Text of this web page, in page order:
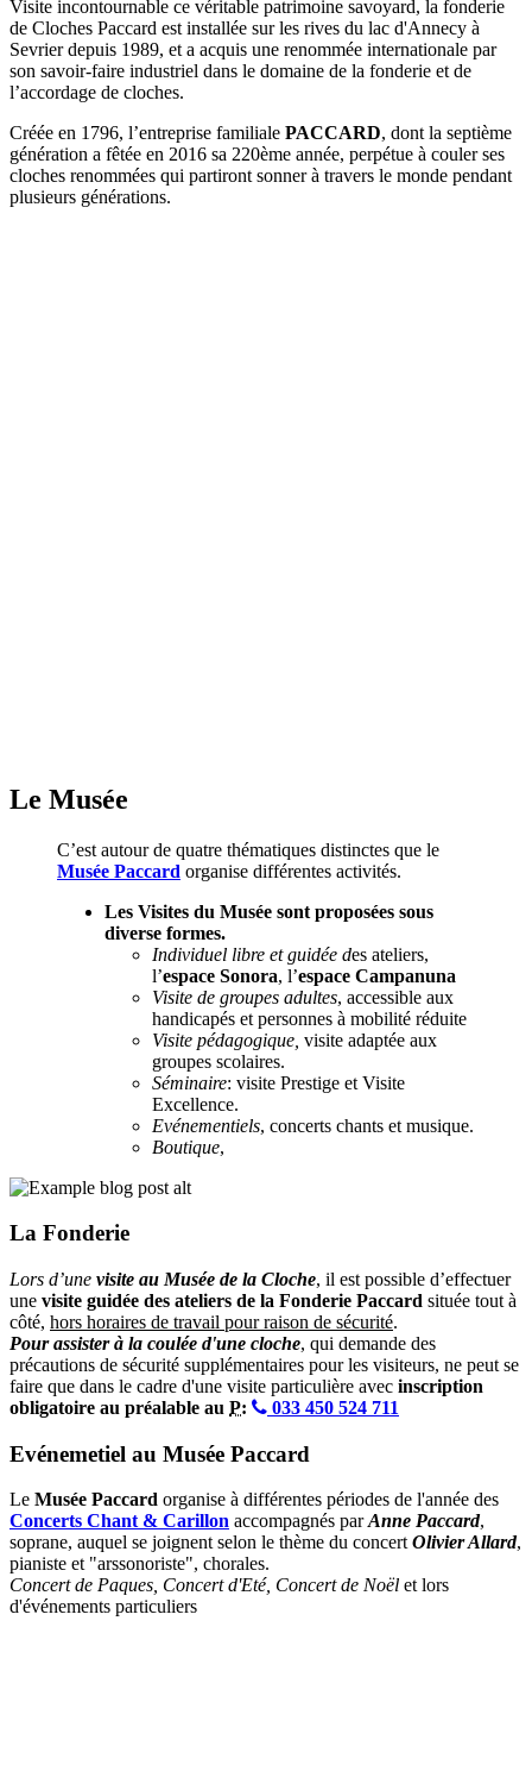
Visite incontournable ce véritable patrimoine savoyard, la fonderie
de Cloches Paccard est installée sur les rives du lac d'Annecy à
Sevrier depuis 1989, et a acquis une renommée internationale par
son savoir-faire industriel dans le domaine de la fonderie et de
l’accordage de cloches.
Créée en 1796, l’entreprise familiale PACCARD, dont la septième
génération a fêtée en 2016 sa 220ème année, perpétue à couler ses
cloches renommées qui partiront sonner à travers le monde pendant
plusieurs générations.
Le Musée
C’est autour de quatre thématiques distinctes que le
Musée Paccard organise différentes activités.
Les Visites du Musée sont proposées sous
diverse formes.
Individuel libre et guidée des ateliers,
l’espace Sonora, l’espace Campanuna
Visite de groupes adultes, accessible aux
handicapés et personnes à mobilité réduite
Visite pédagogique, visite adaptée aux
groupes scolaires.
Séminaire: visite Prestige et Visite
Excellence.
Evénementiels, concerts chants et musique.
Boutique,
La Fonderie
Lors d’une visite au Musée de la Cloche, il est possible d’effectuer
une visite guidée des ateliers de la Fonderie Paccard située tout à
côté, hors horaires de travail pour raison de sécurité.
Pour assister à la coulée d'une cloche, qui demande des
précautions de sécurité supplémentaires pour les visiteurs, ne peut se
faire que dans le cadre d'une visite particulière avec inscription
obligatoire au préalable au P: 033 450 524 711
Evénemetiel au Musée Paccard
Le Musée Paccard organise à différentes périodes de l'année des
Concerts Chant & Carillon accompagnés parAnne Paccard,
soprane, auquel se joignent selon le thème du concertOlivier Allard,
pianiste et "arssonoriste", chorales.
Concert de Paques, Concert d'Eté, Concert de Noël et lors
d'événements particuliers